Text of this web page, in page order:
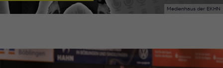
Medienhaus der EKHN